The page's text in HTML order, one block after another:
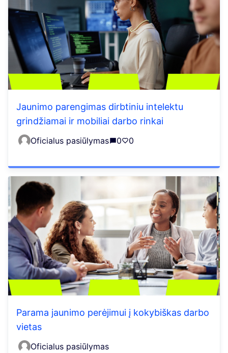
Jaunimo parengimas dirbtiniu intelektu
grindžiamai ir mobiliai darbo rinkai
Oficialus pasiūlymas 0 0
Parama jaunimo perėjimui į kokybiškas darbo
vietas
Oficialus pasiūlymas